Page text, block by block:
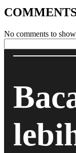
No comments to